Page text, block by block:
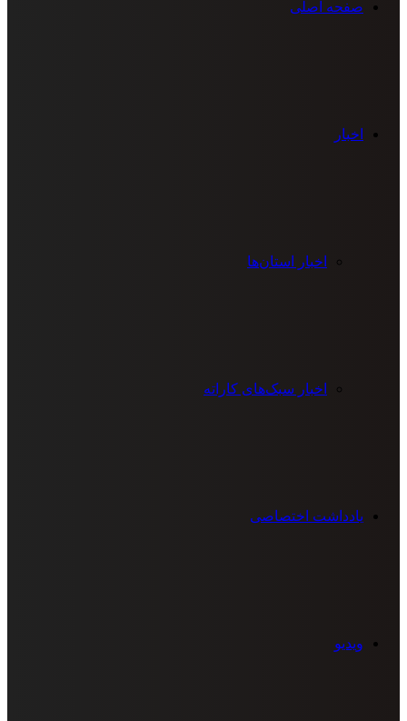
صفحه اصلی
اخبار
اخبار استان‌ها
اخبار سبک‌های کاراته
یادداشت اختصاصی
ویدیو